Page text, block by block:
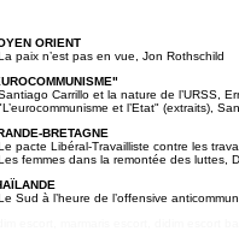
ORIENT
paix n’est pas en vue, Jon Rothschild
Carrillo et la nature de l’URSS,
et l’Etat" (extraits),
BRETAGNE
pacte Libéral-Travailliste contre les
femmes dans la remontée des luttes,
Sud à l’heure de l’offensive